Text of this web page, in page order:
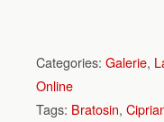
Categories: Galerie,
Online
Tags: Bratosin,